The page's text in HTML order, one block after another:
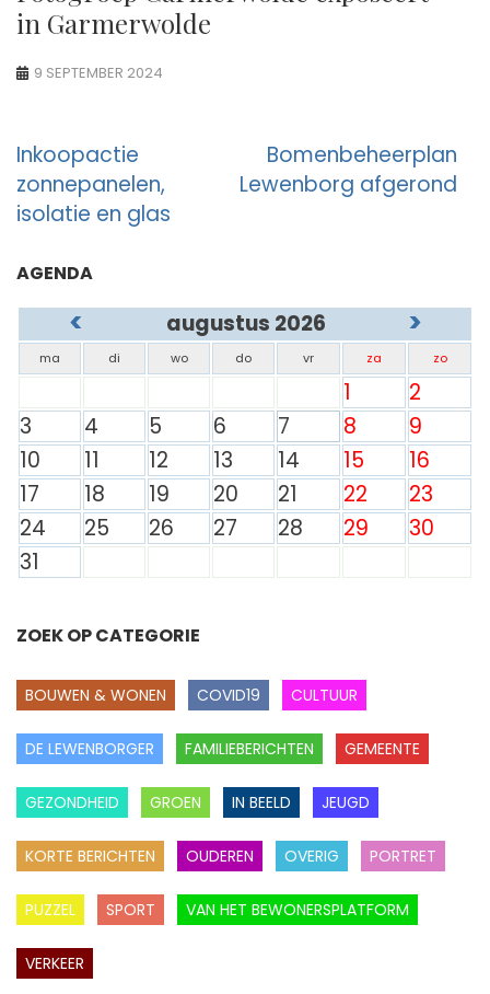
in Garmerwolde
9 SEPTEMBER 2024
Berichtnavigatie
Inkoopactie
zonnepanelen,
isolatie en glas
Bomenbeheerplan
Lewenborg afgerond
AGENDA
< augustus 2026 >
ma di wo do vr za zo
1
2
3
4 5 6 7 8
9
10
11 12 13 14 15
16
17
18 19 20 21 22
23
24
25 26 27 28 29
30
31
ZOEK OP CATEGORIE
BOUWEN & WONEN COVID19 CULTUUR
DE LEWENBORGER FAMILIEBERICHTEN GEMEENTE
GEZONDHEID GROEN IN BEELD JEUGD
KORTE BERICHTEN OUDEREN OVERIG PORTRET
PUZZEL SPORT VAN HET BEWONERSPLATFORM
VERKEER